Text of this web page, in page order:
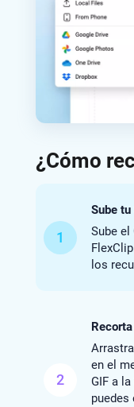
¿Cómo
1
Sube tu
Sube el
los
2
en el
GIF a
puedes